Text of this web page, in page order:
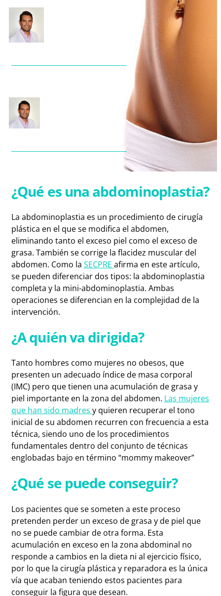
José Alberto Fernández Álvarez
¿Qué es una abdominoplastia?
La abdominoplastia es un procedimiento de cirugía
plástica en el que se modifica el abdomen,
eliminando tanto el exceso piel como el exceso de
grasa. También se corrige la flacidez muscular del
abdomen. Como la SECPRE afirma en este artículo,
se pueden diferenciar dos tipos: la abdominoplastia
completa y la mini-abdominoplastia. Ambas
operaciones se diferencian en la complejidad de la
intervención.
¿A quién va dirigida?
Tanto hombres como mujeres no obesos, que
presenten un adecuado índice de masa corporal
(IMC) pero que tienen una acumulación de grasa y
piel importante en la zona del abdomen. Las mujeres
que han sido madres y quieren recuperar el tono
inicial de su abdomen recurren con frecuencia a esta
técnica, siendo uno de los procedimientos
fundamentales dentro del conjunto de técnicas
englobadas bajo en término “mommy makeover”
¿Qué se puede conseguir?
Los pacientes que se someten a este proceso
pretenden perder un exceso de grasa y de piel que
no se puede cambiar de otra forma. Esta
acumulación en exceso en la zona abdominal no
responde a cambios en la dieta ni al ejercicio físico,
por lo que la cirugía plástica y reparadora es la única
vía que acaban teniendo estos pacientes para
conseguir la figura que desean.